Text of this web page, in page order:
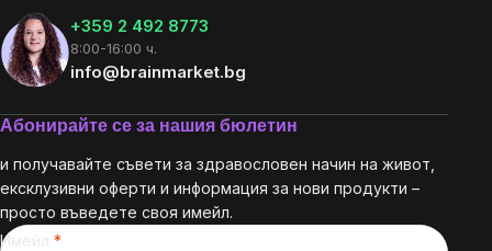
+359 2 492 8773
8:00-16:00 ч.
info@brainmarket.bg
Абонирайте се за нашия бюлетин
и получавайте съвети за здравословен начин на живот,
ексклузивни оферти и информация за нови продукти –
просто въведете своя имейл.
Имейл